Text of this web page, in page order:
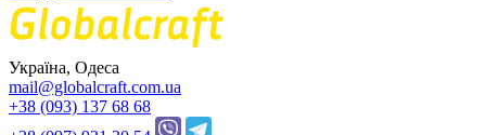
Україна, Одеса
mail@globalcraft.com.ua
+38 (093) 137 68 68